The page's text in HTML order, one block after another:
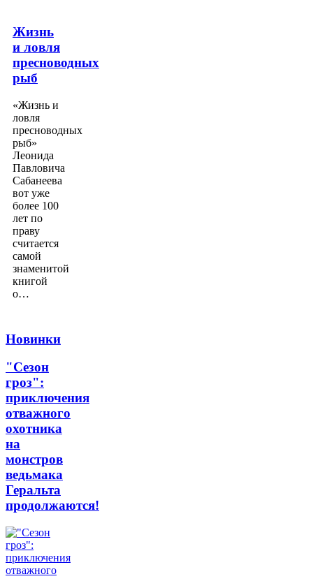
Жизнь
и ловля
пресноводных
рыб
«Жизнь и
ловля
пресноводных
рыб»
Леонида
Павловича
Сабанеева
вот уже
более 100
лет по
праву
считается
самой
знаменитой
книгой
о…
Новинки
"Сезон
гроз":
приключения
отважного
охотника
на
монстров
ведьмака
Геральта
продолжаются!